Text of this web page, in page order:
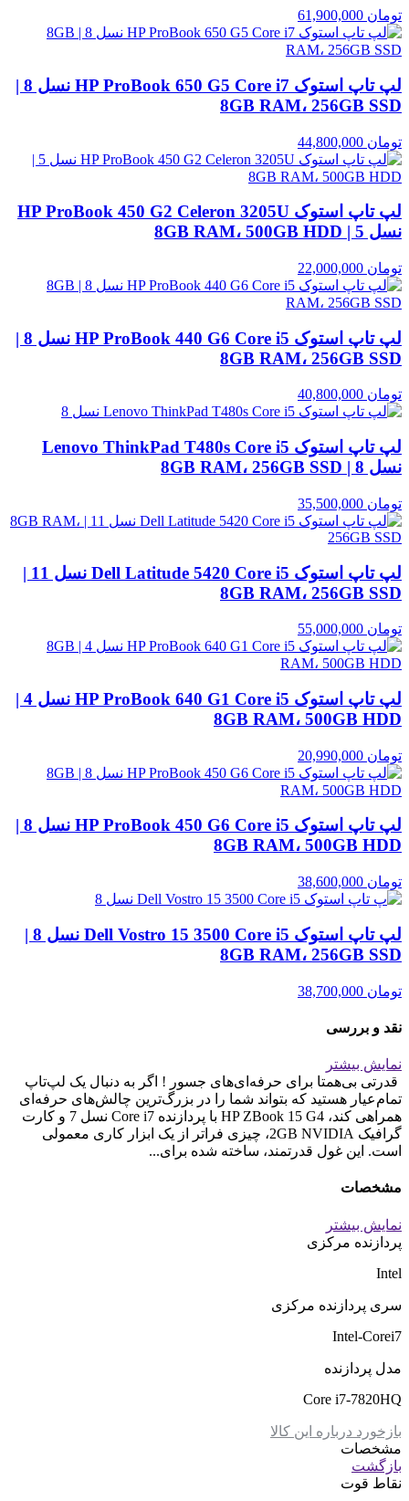
تومان
لپ تاپ استوک HP ProBook 650 G5 Core i7 نسل 8 |
8GB RAM، 256GB SSD
تومان
لپ تاپ استوک HP ProBook 450 G2 Celeron 3205U
نسل 5 | 8GB RAM، 500GB HDD
تومان
لپ تاپ استوک HP ProBook 440 G6 Core i5 نسل 8 |
8GB RAM، 256GB SSD
تومان
لپ تاپ استوک Lenovo ThinkPad T480s Core i5
نسل 8 | 8GB RAM، 256GB SSD
تومان
لپ تاپ استوک Dell Latitude 5420 Core i5 نسل 11 |
8GB RAM، 256GB SSD
تومان
لپ تاپ استوک HP ProBook 640 G1 Core i5 نسل 4 |
8GB RAM، 500GB HDD
تومان
لپ تاپ استوک HP ProBook 450 G6 Core i5 نسل 8 |
8GB RAM، 500GB HDD
تومان
لپ تاپ استوک Dell Vostro 15 3500 Core i5 نسل 8 |
8GB RAM، 256GB SSD
تومان
نقد و بررسی
نمایش بیشتر
قدرتی بی‌همتا برای حرفه‌ای‌های جسور ! اگر به دنبال یک لپ‌تاپ
تمام‌عیار هستید که بتواند شما را در بزرگ‌ترین چالش‌های حرفه‌ای
همراهی کند، HP ZBook 15 G4 با پردازنده Core i7 نسل 7 و کارت
گرافیک 2GB NVIDIA، چیزی فراتر از یک ابزار کاری معمولی
است. این غول قدرتمند، ساخته شده برای...
مشخصات
نمایش بیشتر
پردازنده مرکزی
Intel
سری پردازنده مرکزی
Intel-Corei7
مدل پردازنده
Core i7-7820HQ
بازخورد درباره این کالا
مشخصات
بازگشت
نقاط قوت